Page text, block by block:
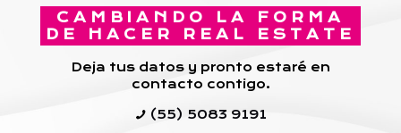
CAMBIANDO LA FORMA
DE HACER REAL ESTATE
Deja tus datos y pronto estaré en
contacto contigo.
(55) 5083 9191